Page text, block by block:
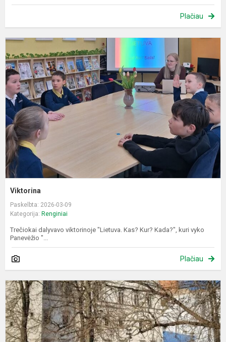
Plačiau
Viktorina
Paskelbta: 2026-03-09
Kategorija: Renginiai
Trečiokai dalyvavo viktorinoje "Lietuva. Kas? Kur? Kada?", kuri vyko
Panevėžio "...
Plačiau